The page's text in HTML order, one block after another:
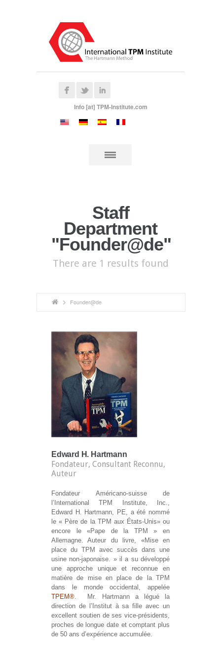
Info [at] TPM-Institute.com
Staff
Department
"Founder@de"
There are 1 results found
Founder@de
Edward H. Hartmann
Fondateur, Consultant Reconnu,
Auteur
Fondateur Américano-suisse de
l’International TPM Institute, Inc.,
Edward H. Hartmann, PE, a été nommé
le « Père de la TPM aux États-Unis» ou
encore le «Pape de la TPM » en
Allemagne. Auteur du livre, «Mise en
place du TPM avec succès dans une
usine non-japonaise. » il a su développé
une approche unique et reconnue en
matière de mise en place de la TPM
dans le monde occidental, appelée
TPEM®. Mr. Hartmann a légué la
direction de l’Institut à sa fille avec un
excellent soutien de ses vice-présidents,
proches de longue date et comptant plus
de 50 ans d’expérience accumulée.